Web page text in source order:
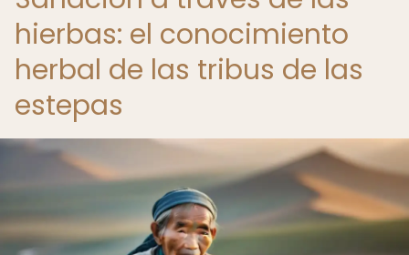
hierbas: el conocimiento
herbal de las tribus de las
estepas